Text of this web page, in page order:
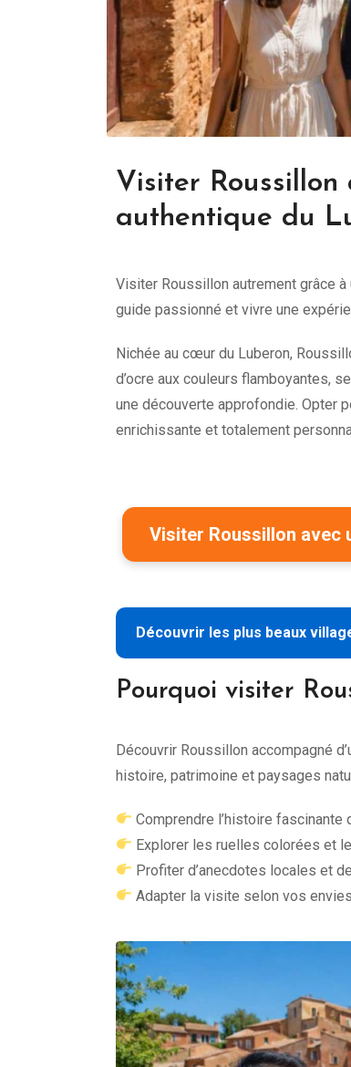
Visiter
authentique du
Visiter Roussillon autrement grâce
guide passionné et vivre une
Nichée au cœur du Luberon,
d’ocre aux couleurs flamboyantes,
une découverte approfondie. Opter
enrichissante et totalement
Visiter Roussillon avec
Découvrir les plus beaux
Pourquoi visiter
Découvrir Roussillon accompagné
histoire, patrimoine et paysages
Comprendre l’histoire fascinante
Explorer les ruelles colorées et
Profiter d’anecdotes locales et
Adapter la visite selon vos